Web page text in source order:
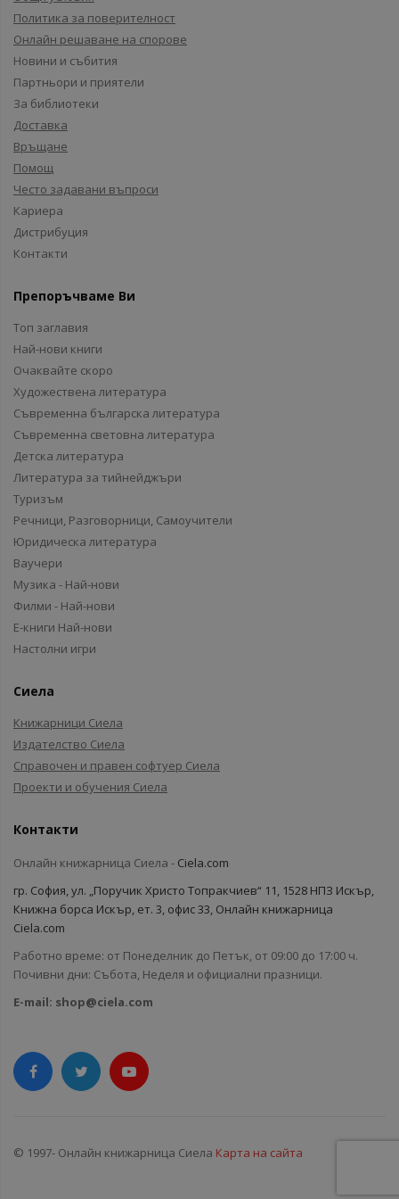
Политика за поверителност
Онлайн решаване на спорове
Новини и събития
Партньори и приятели
За библиотеки
Доставка
Връщане
Помощ
Често задавани въпроси
Кариера
Дистрибуция
Контакти
Препоръчваме Ви
Топ заглавия
Най-нови книги
Очаквайте скоро
Художествена литература
Съвременна българска литература
Съвременна световна литература
Детска литература
Литература за тийнейджъри
Туризъм
Речници, Разговорници, Самоучители
Юридическа литература
Ваучери
Музика - Най-нови
Филми - Най-нови
Е-книги Най-нови
Настолни игри
Сиела
Книжарници Сиела
Издателство Сиела
Справочен и правен софтуер Сиела
Проекти и обучения Сиела
Контакти
Онлайн книжарница Сиела - Ciela.com
гр. София, ул. „Поручик Христо Топракчиев“ 11, 1528 НПЗ Искър,
Книжна борса Искър, ет. 3, офис 33, Онлайн книжарница
Ciela.com
Работно време: от Понеделник до Петък, от 09:00 до 17:00 ч.
Почивни дни: Събота, Неделя и официални празници.
E-mail: shop@ciela.com
© 1997- Онлайн книжарница Сиела Карта на сайта